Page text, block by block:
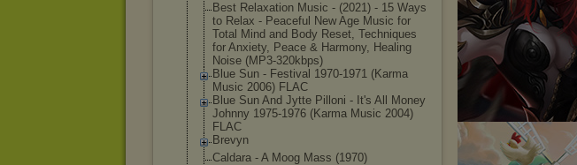
Best Relaxation Music - (2021) - 15 Ways
to Relax - Peaceful New Age Music for
Total Mind and Body Reset, Techniques
for Anxiety, Peace & Harmony, Healing
Noise (MP3-320kbps)
Blue Sun - Festival 1970-1971 (Karma
Music 2006) FLAC
Blue Sun And Jytte Pilloni - It's All Money
Johnny 1975-1976 (Karma Music 2004)
FLAC
Brevyn
Caldara - A Moog Mass (1970)